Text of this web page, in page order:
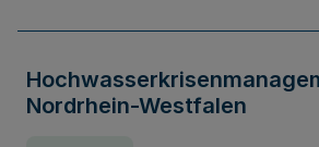
Nordrhein-Westfalen